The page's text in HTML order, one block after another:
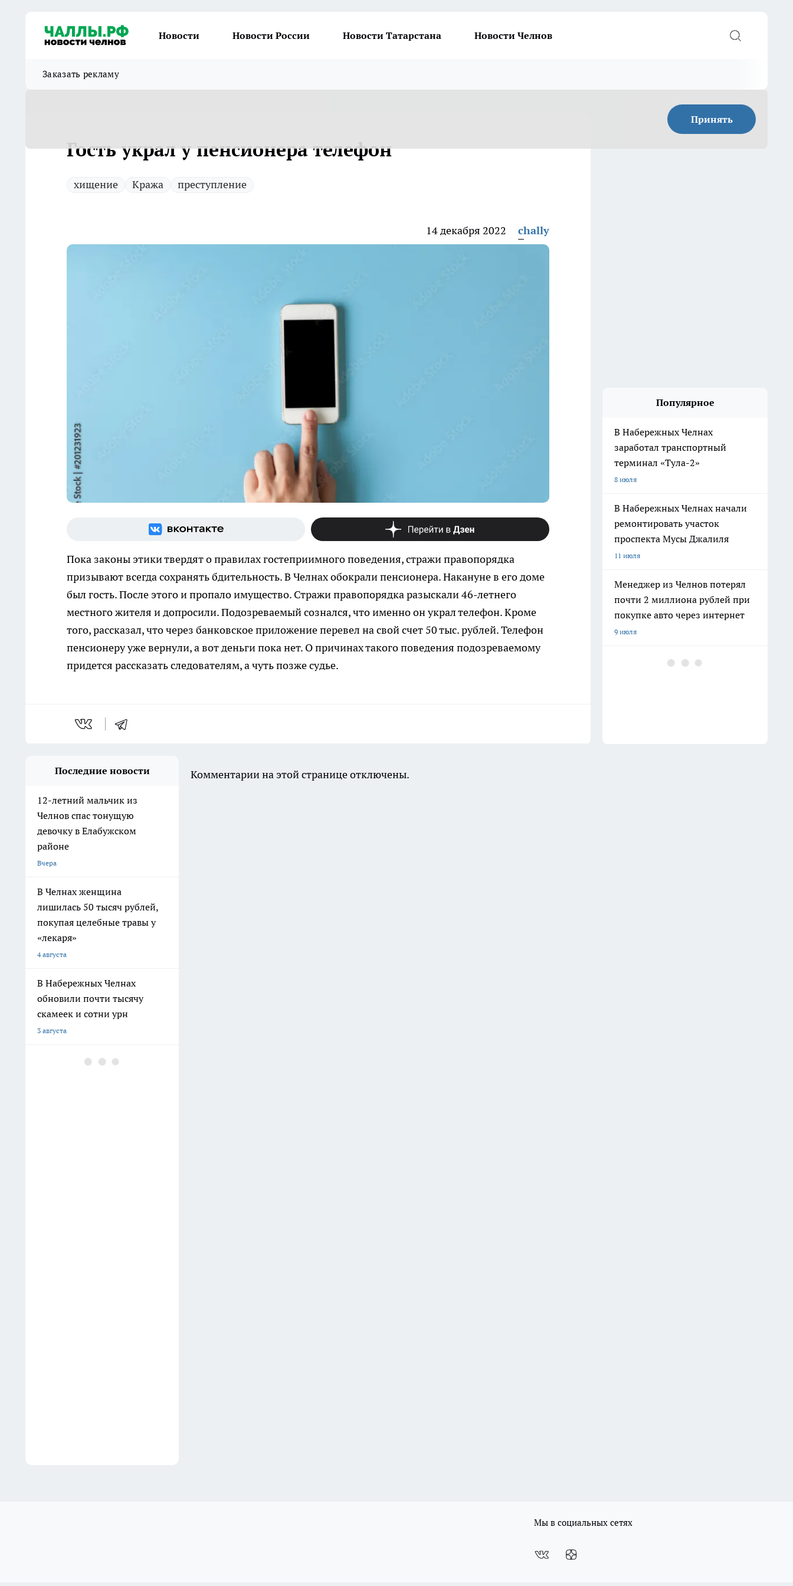
Новости Новости России Новости Татарстана Новости Челнов
Заказать рекламу
Принять
Гость украл у пенсионера телефон
хищение Кража преступление
14 декабря 2022 chally
Пока законы этики твердят о правилах гостеприимного поведения, стражи правопорядка
призывают всегда сохранять бдительность. В Челнах обокрали пенсионера. Накануне в его доме
был гость. После этого и пропало имущество. Стражи правопорядка разыскали 46-летнего
местного жителя и допросили. Подозреваемый сознался, что именно он украл телефон. Кроме
того, рассказал, что через банковское приложение перевел на свой счет 50 тыс. рублей. Телефон
пенсионеру уже вернули, а вот деньги пока нет. О причинах такого поведения подозреваемому
придется рассказать следователям, а чуть позже судье.
Популярное
В Набережных Челнах
заработал транспортный
терминал «Тула-2»
8 июля
В Набережных Челнах начали
ремонтировать участок
проспекта Мусы Джалиля
11 июля
Менеджер из Челнов потерял
почти 2 миллиона рублей при
покупке авто через интернет
9 июля
Последние новости
12-летний мальчик из
Челнов спас тонущую
девочку в Елабужском
районе
Вчера
В Челнах женщина
лишилась 50 тысяч рублей,
покупая целебные травы у
«лекаря»
4 августа
В Набережных Челнах
обновили почти тысячу
скамеек и сотни урн
3 августа
Комментарии на этой странице отключены.
Мы в социальных сетях